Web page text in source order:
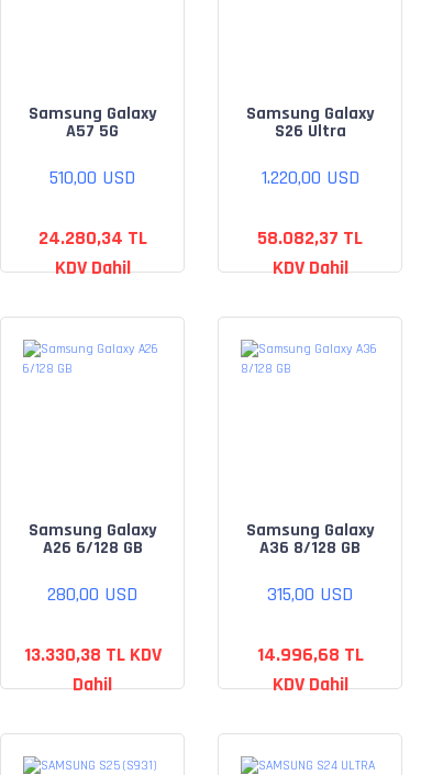
Samsung Galaxy
A57 5G
510,00 USD
24.280,34 TL
KDV Dahil
Samsung Galaxy
S26 Ultra
1.220,00 USD
58.082,37 TL
KDV Dahil
Samsung Galaxy
A26 6/128 GB
280,00 USD
13.330,38 TL KDV
Dahil
Samsung Galaxy
A36 8/128 GB
315,00 USD
14.996,68 TL
KDV Dahil